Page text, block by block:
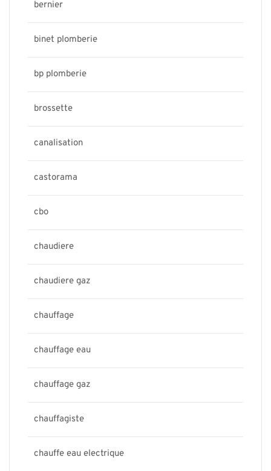
bernier
binet plomberie
bp plomberie
brossette
canalisation
castorama
cbo
chaudiere
chaudiere gaz
chauffage
chauffage eau
chauffage gaz
chauffagiste
chauffe eau electrique